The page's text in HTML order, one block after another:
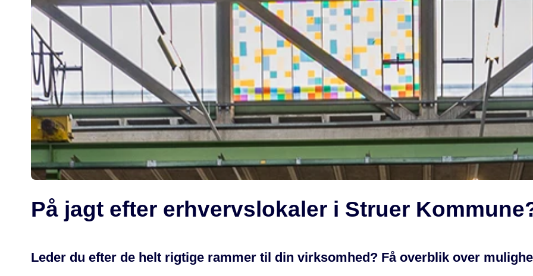
På jagt efter erhvervslokaler i Struer
Leder du efter de helt rigtige rammer til din virksomhed? Få overblik over